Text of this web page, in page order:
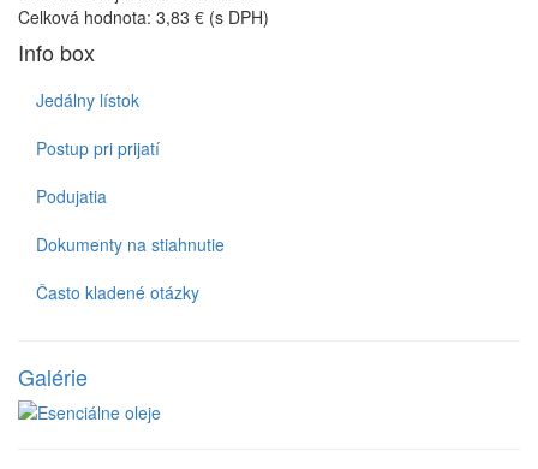
Celková hodnota: 3,83 € (s DPH)
Info box
Jedálny lístok
Postup pri prijatí
Podujatia
Dokumenty na stiahnutie
Často kladené otázky
Galérie